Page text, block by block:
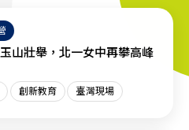
山壯舉，北一女中再攀高峰
創新教育 臺灣現場